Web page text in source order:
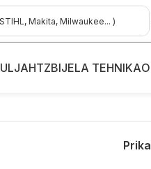
ULJAHTZBIJELA TEHNIKA